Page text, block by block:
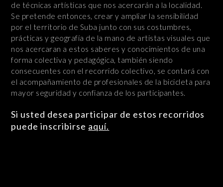
de técnicas artísticas que nos acercarán a la localidad.
Se pretende entonces, crear y ampliar la sensibilidad
por el territorio de Suba junto con sus costumbres,
prácticas y geografía de la mano de artistas visuales que
nos acercaran a estos saberes y conocimientos de una
forma colectiva y pedagógica, también siendo
consecuentes con el recorrido colectivo, se contará con
el acompañamiento de profesionales de la bicicleta para
mayor seguridad y confianza de los participantes.
Si usted desea participar de estos recorridos
puede inscribirse aquí.